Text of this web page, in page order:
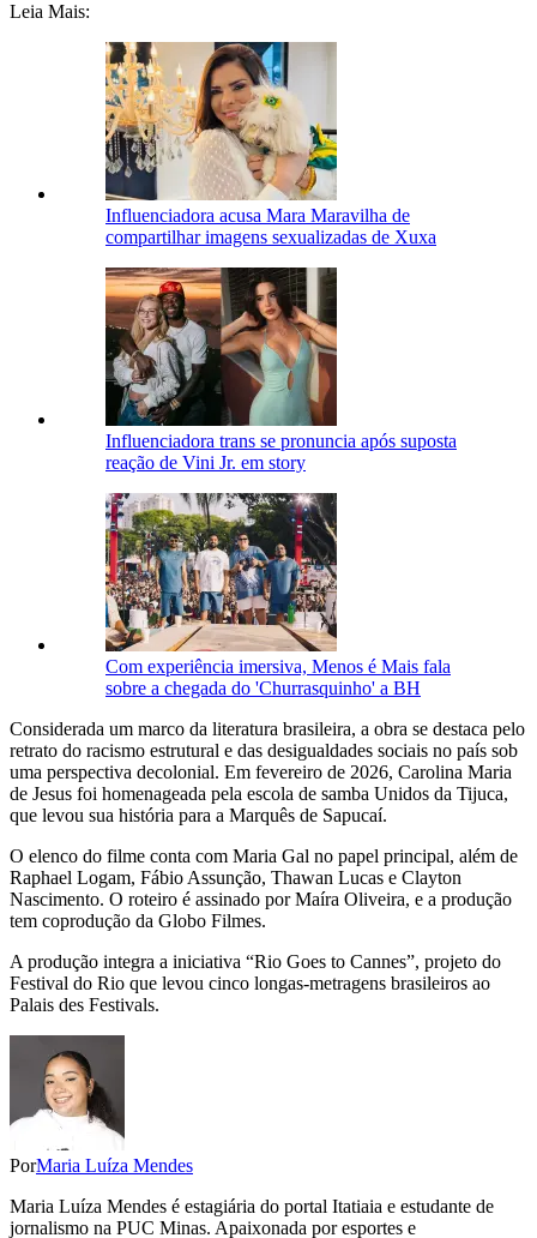
Leia Mais:
Influenciadora acusa Mara Maravilha de
compartilhar imagens sexualizadas de Xuxa
Influenciadora trans se pronuncia após suposta
reação de Vini Jr. em story
Com experiência imersiva, Menos é Mais fala
sobre a chegada do 'Churrasquinho' a BH
Considerada um marco da literatura brasileira, a obra se destaca pelo
retrato do racismo estrutural e das desigualdades sociais no país sob
uma perspectiva decolonial. Em fevereiro de 2026, Carolina Maria
de Jesus foi homenageada pela escola de samba Unidos da Tijuca,
que levou sua história para a Marquês de Sapucaí.
O elenco do filme conta com Maria Gal no papel principal, além de
Raphael Logam, Fábio Assunção, Thawan Lucas e Clayton
Nascimento. O roteiro é assinado por Maíra Oliveira, e a produção
tem coprodução da Globo Filmes.
A produção integra a iniciativa “Rio Goes to Cannes”, projeto do
Festival do Rio que levou cinco longas-metragens brasileiros ao
Palais des Festivals.
PorMaria Luíza Mendes
Maria Luíza Mendes é estagiária do portal Itatiaia e estudante de
jornalismo na PUC Minas. Apaixonada por esportes e